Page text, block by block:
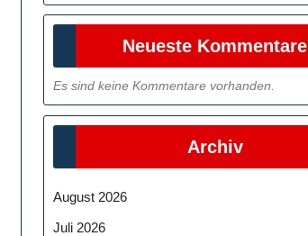
Neueste Kommentare
Es sind keine Kommentare vorhanden.
Archiv
August 2026
Juli 2026